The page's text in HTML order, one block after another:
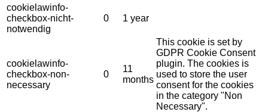
cookielawinfo-
checkbox-nicht-
notwendig
0 1 year
cookielawinfo-
checkbox-non-
necessary
0
11
months
This cookie is set by
GDPR Cookie Consent
plugin. The cookies is
used to store the user
consent for the cookies
in the category "Non
Necessary".